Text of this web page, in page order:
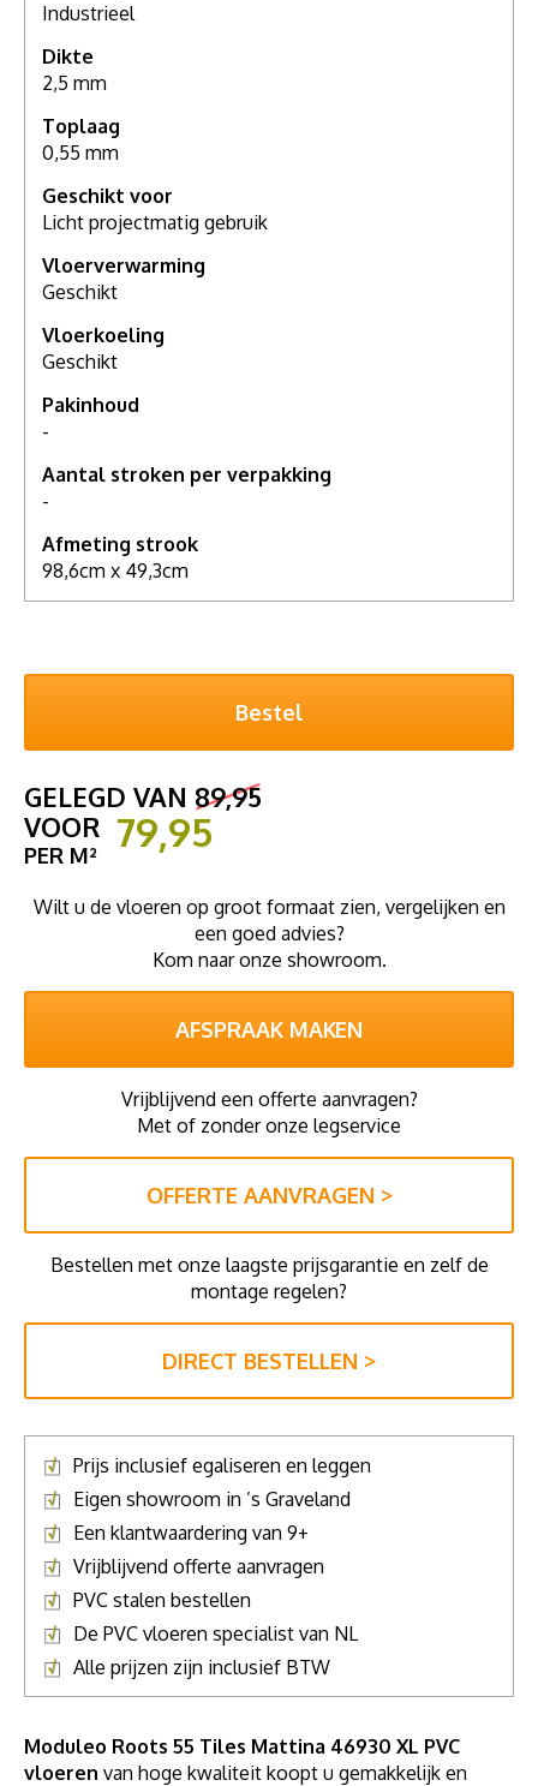
Industrieel
Dikte
2,5 mm
Toplaag
0,55 mm
Geschikt voor
Licht projectmatig gebruik
Vloerverwarming
Geschikt
Vloerkoeling
Geschikt
Pakinhoud
-
Aantal stroken per verpakking
-
Afmeting strook
98,6cm x 49,3cm
GELEGD VAN 89,95
VOOR 79,95
PER M²
Wilt u de vloeren op groot formaat zien, vergelijken en
een goed advies?
Kom naar onze showroom.
AFSPRAAK MAKEN
Vrijblijvend een offerte aanvragen?
Met of zonder onze legservice
OFFERTE AANVRAGEN >
Bestellen met onze laagste prijsgarantie en zelf de
montage regelen?
DIRECT BESTELLEN >
Prijs inclusief egaliseren en leggen
Eigen showroom in ’s Graveland
Een klantwaardering van 9+
Vrijblijvend offerte aanvragen
PVC stalen bestellen
De PVC vloeren specialist van NL
Alle prijzen zijn inclusief BTW
Moduleo Roots 55 Tiles Mattina 46930 XL PVC
vloeren van hoge kwaliteit koopt u gemakkelijk en